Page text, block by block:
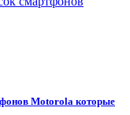
Motorola которые